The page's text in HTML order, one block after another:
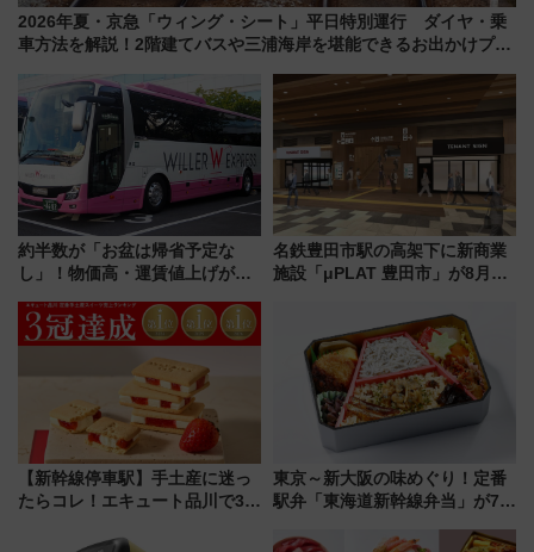
2026年夏・京急「ウィング・シート」平日特別運行 ダイヤ・乗
車方法を解説！2階建てバスや三浦海岸を堪能できるお出かけプラ
約半数が「お盆は帰省予定な
し」！物価高・運賃値上げが財
りたいけど……【WILLER お盆
帰省動向調査】
名鉄豊田市駅の高架下に新商業
施設「μPLAT 豊田市」が8月26
【新幹線停車駅】手土産に迷っ
たらコレ！エキュート品川で3年
産スイーツとは？
東京～新大阪の味めぐり！定番
駅弁「東海道新幹線弁当」が7月